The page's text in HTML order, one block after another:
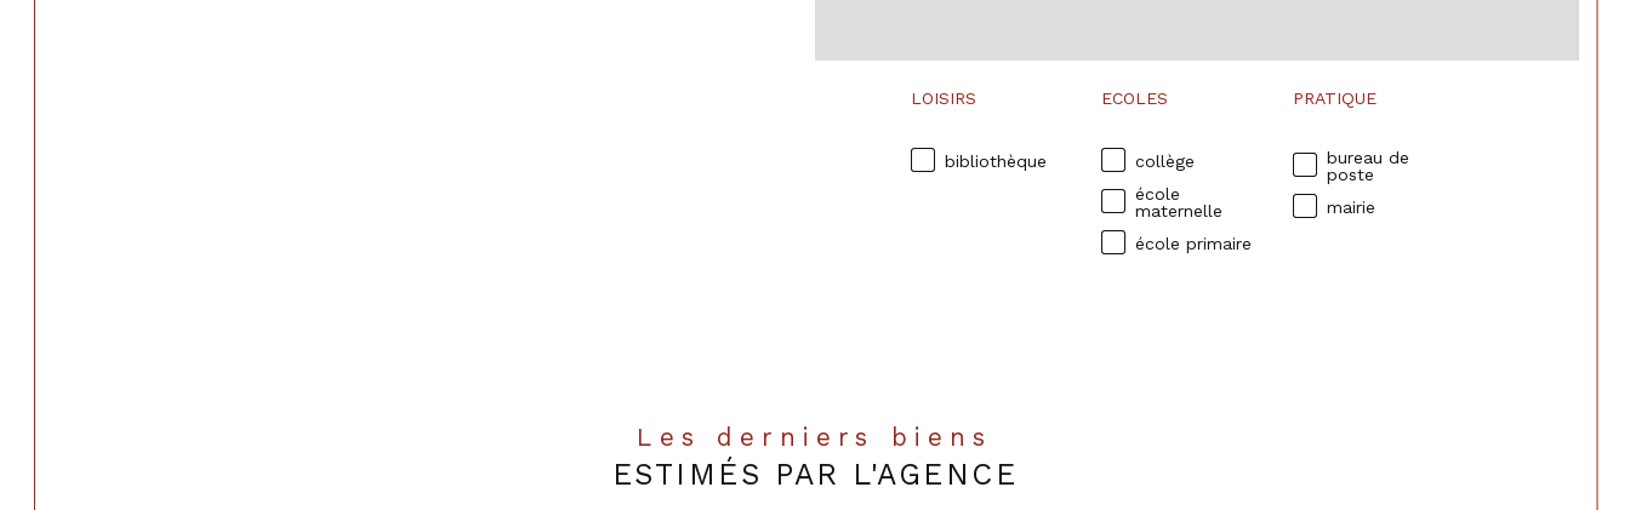
LOISIRS
bibliothèque
ECOLES
collège
école
maternelle
école primaire
PRATIQUE
bureau de
poste
mairie
Les derniers biens
ESTIMÉS PAR L'AGENCE